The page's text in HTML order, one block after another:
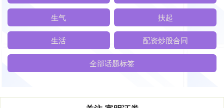
生气 扶起
生活 配资炒股合同
全部话题标签